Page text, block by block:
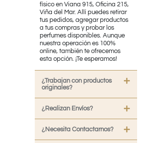
físico en Viana 915, Oficina 215,
Viña del Mar. Allí puedes retirar
tus pedidos, agregar productos
a tus compras y probar los
perfumes disponibles. Aunque
nuestra operación es 100%
online, también te ofrecemos
esta opción. ¡Te esperamos!
¿Trabajan con productos
originales?
¿Realizan Envíos?
¿Necesita Contactarnos?